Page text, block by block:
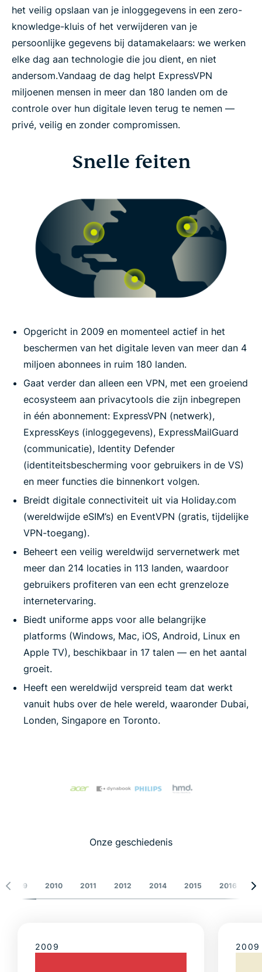
het veilig opslaan van je inloggegevens in een zero-
knowledge-kluis of het verwijderen van je
persoonlijke gegevens bij datamakelaars: we werken
elke dag aan technologie die jou dient, en niet
andersom.Vandaag de dag helpt ExpressVPN
miljoenen mensen in meer dan 180 landen om de
controle over hun digitale leven terug te nemen —
privé, veilig en zonder compromissen.
Snelle feiten
Opgericht in 2009 en momenteel actief in het
beschermen van het digitale leven van meer dan 4
miljoen abonnees in ruim 180 landen.
Gaat verder dan alleen een VPN, met een groeiend
ecosysteem aan privacytools die zijn inbegrepen
in één abonnement: ExpressVPN (netwerk),
ExpressKeys (inloggegevens), ExpressMailGuard
(communicatie), Identity Defender
(identiteitsbescherming voor gebruikers in de VS)
en meer functies die binnenkort volgen.
Breidt digitale connectiviteit uit via Holiday.com
(wereldwijde eSIM’s) en EventVPN (gratis, tijdelijke
VPN-toegang).
Beheert een veilig wereldwijd servernetwerk met
meer dan 214 locaties in 113 landen, waardoor
gebruikers profiteren van een echt grenzeloze
internetervaring.
Biedt uniforme apps voor alle belangrijke
platforms (Windows, Mac, iOS, Android, Linux en
Apple TV), beschikbaar in 17 talen — en het aantal
groeit.
Heeft een wereldwijd verspreid team dat werkt
vanuit hubs over de hele wereld, waaronder Dubai,
Londen, Singapore en Toronto.
Onze geschiedenis
2009 2010 2011 2012 2014 2015 2016
2009 2009